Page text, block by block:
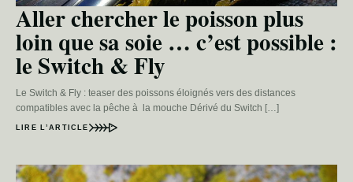
Aller chercher le poisson plus
loin que sa soie … c’est possible :
le Switch & Fly
Le Switch & Fly : teaser des poissons éloignés vers des distances
compatibles avec la pêche à la mouche Dérivé du Switch […]
LIRE L’ARTICLE